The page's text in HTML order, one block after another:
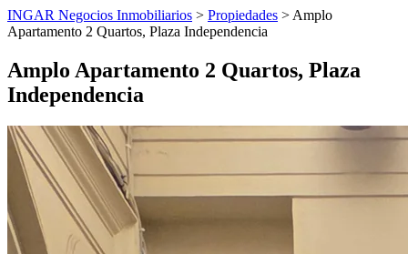
INGAR Negocios Inmobiliarios > Propiedades > Amplo
Apartamento 2 Quartos, Plaza Independencia
Amplo Apartamento 2 Quartos, Plaza
Independencia